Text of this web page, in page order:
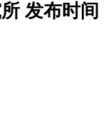
发布时间